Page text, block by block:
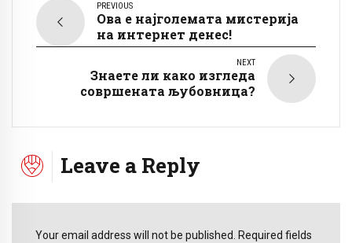
PREVIOUS
Ова е најголемата мистерија
на интернет денес!
NEXT
Знаете ли како изгледа
совршената љубовница?
Leave a Reply
Your email address will not be published. Required fields